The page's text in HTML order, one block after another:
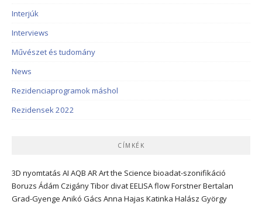
Interjúk
Interviews
Művészet és tudomány
News
Rezidenciaprogramok máshol
Rezidensek 2022
CÍMKÉK
3D nyomtatás AI AQB ARArt the Science bioadat-szonifikáció
Boruzs Ádám Czigány TibordivatEELISAflowForstner Bertalan
Grad-Gyenge Anikó Gács Anna Hajas Katinka Halász György